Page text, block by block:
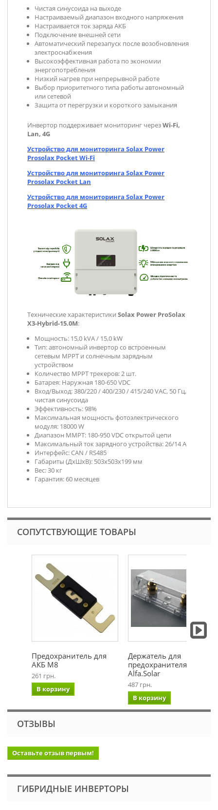
Чистая синусоида на выходе
Настраиваемый диапазон входного напряжения
Настраивается ток заряда АКБ
Подключение внешней сети
Автоматический перезапуск после возобновления
электроснабжения
Высокоэффективная работа по экономии
энергопотребления
Низкий нагрев при непрерывной работе
Выбор приоритетного типа работы автономный
или сетевой
Защита от перегрузки и короткого замыкания
Инвертор поддерживает мониторинг черезWi-Fi,
Lan, 4G
Устройство для мониторинга Solax Power
Prosolax Pocket Wi-Fi
Устройство для мониторинга Solax Power
Prosolax Pocket Lan
Устройство для мониторинга Solax Power
Prosolax Pocket 4G
Технические характеристики Solax Power ProSolax
X3-Hybrid-15.0М:
Мощность: 15,0 kVA / 15,0 kW
Тип: автономный инвертор со встроенным
сетевым MРPT и солнечным зарядным
устройством
Количество MPPT трекеров: 2 шт.
Батарея: Наружная 180-650 VDC
Вход/Выход: 380/220 / 400/230 / 415/240 VAC, 50 Гц,
чистая синусоида
Эффективность: 98%
Максимальная мощность фотоэлектрического
модуля: 18000 W
Диапазон MMPT: 180-950 VDC открытой цепи
Максимальный ток зарядного устройства: 26/14 А
Интерфейс: CAN / RS485
Габариты (ДхШхВ): 503х503х199 мм
Вес: 30 кг
Гарантия: 60 месяцев
СОПУТСТВУЮЩИЕ ТОВАРЫ
Предохранитель для
АКБ М8
261 грн.
В корзину
Держатель для
предохранителя АКБ
Alfa.Solar
487 грн.
В корзину
ОТЗЫВЫ
Оставьте отзыв первым!
ГИБРИДНЫЕ ИНВЕРТОРЫ